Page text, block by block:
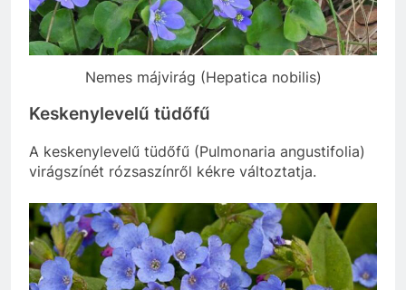
Nemes májvirág (Hepatica nobilis)
Keskenylevelű tüdőfű
A keskenylevelű tüdőfű (Pulmonaria angustifolia)
virágszínét rózsaszínről kékre változtatja.